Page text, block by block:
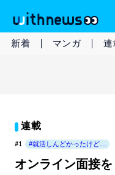
新着 マンガ 連
連載
#1 #就活しんどかったけど…
オンライン面接